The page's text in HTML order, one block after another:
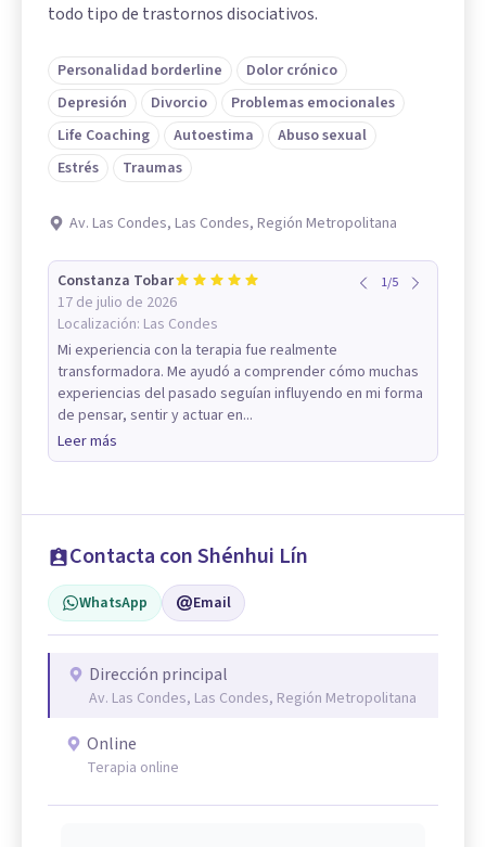
todo tipo de trastornos disociativos.
Personalidad borderline
Dolor crónico
Depresión
Divorcio
Problemas emocionales
Life Coaching
Autoestima
Abuso sexual
Estrés
Traumas
Av. Las Condes, Las Condes, Región Metropolitana
Constanza Tobar
17 de julio de 2026
Localización: Las Condes
1/5
Mi experiencia con la terapia fue realmente
transformadora. Me ayudó a comprender cómo muchas
experiencias del pasado seguían influyendo en mi forma
de pensar, sentir y actuar en...
Leer más
Contacta con Shénhui Lín
WhatsApp Email
Dirección principal
Av. Las Condes, Las Condes, Región Metropolitana
Online
Terapia online